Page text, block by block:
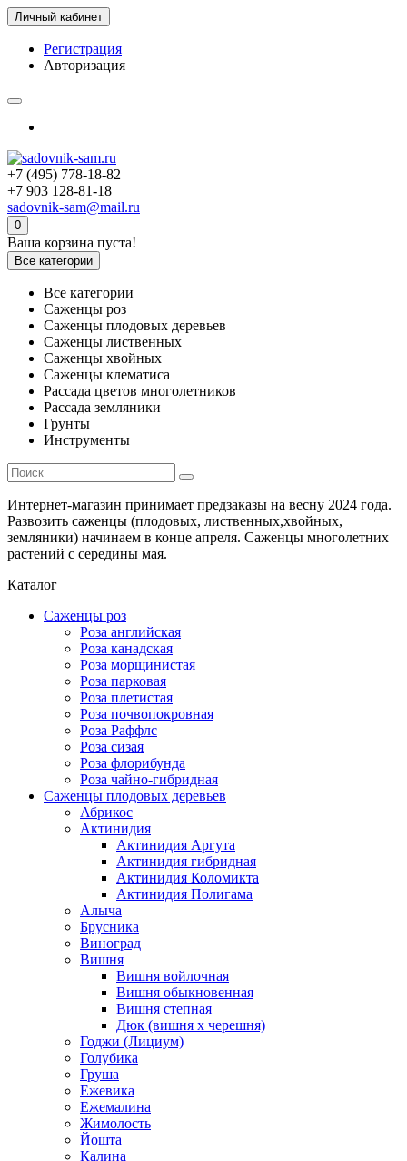
Личный кабинет
Регистрация
Авторизация
+7 (495) 778-18-82
+7 903 128-81-18
sadovnik-sam@mail.ru
0
Ваша корзина пуста!
Все категории
Все категории
Саженцы роз
Саженцы плодовых деревьев
Саженцы лиственных
Саженцы хвойных
Саженцы клематиса
Рассада цветов многолетников
Рассада земляники
Грунты
Инструменты
Интернет-магазин принимает предзаказы на весну 2024 года.
Развозить саженцы (плодовых, лиственных,хвойных,
земляники) начинаем в конце апреля. Саженцы многолетних
растений с середины мая.
Каталог
Саженцы роз
Роза английская
Роза канадская
Роза морщинистая
Роза парковая
Роза плетистая
Роза почвопокровная
Роза Раффлс
Роза сизая
Роза флорибунда
Роза чайно-гибридная
Саженцы плодовых деревьев
Абрикос
Актинидия
Актинидия Аргута
Актинидия гибридная
Актинидия Коломикта
Актинидия Полигама
Алыча
Брусника
Виноград
Вишня
Вишня войлочная
Вишня обыкновенная
Вишня степная
Дюк (вишня х черешня)
Годжи (Лициум)
Голубика
Груша
Ежевика
Ежемалина
Жимолость
Йошта
Калина